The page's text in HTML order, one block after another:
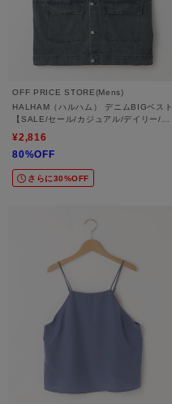
OFF PRICE STORE(Mens)
HALHAM（ハルハム） デニムBIGベスト
【SALE/セール/カジュアル/デイリー/ト
¥2,816
80%OFF
さらに30%OFF